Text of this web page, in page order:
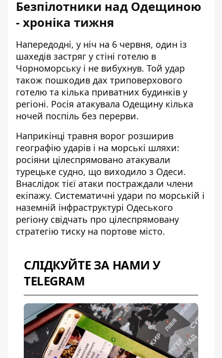
Безпілотники над Одещиною
- хроніка тижня
Напередодні, у ніч на 6 червня, один із
шахедів застряг у стіні готелю в
Чорноморську і не вибухнув. Той удар
також пошкодив дах триповерхового
готелю та кілька приватних будинків у
регіоні. Росія атакувала Одещину кілька
ночей поспіль без перерви.
Наприкінці травня ворог розширив
географію ударів і на морські шляхи:
росіяни цілеспрямовано атакували
турецьке судно, що виходило з Одеси.
Внаслідок тієї атаки постраждали члени
екіпажу. Систематичні удари по морській і
наземній інфраструктурі Одеського
регіону свідчать про цілеспрямовану
стратегію тиску на портове місто.
СЛІДКУЙТЕ ЗА НАМИ У
TELEGRAM